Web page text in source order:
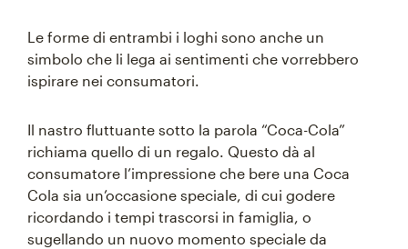
Le forme di entrambi i loghi sono anche un
simbolo che li lega ai sentimenti che vorrebbero
ispirare nei consumatori.
Il nastro fluttuante sotto la parola “Coca-Cola”
richiama quello di un regalo. Questo dà al
consumatore l’impressione che bere una Coca
Cola sia un’occasione speciale, di cui godere
ricordando i tempi trascorsi in famiglia, o
sugellando un nuovo momento speciale da